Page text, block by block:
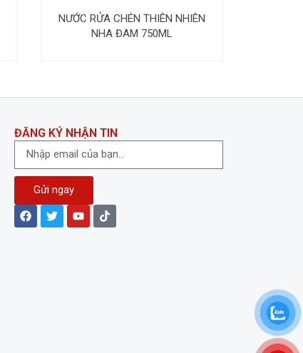
NƯỚC RỬA CHÉN THIÊN NHIÊN
NHA ĐAM 750ML
ĐĂNG KÝ NHẬN TIN
Gửi ngay